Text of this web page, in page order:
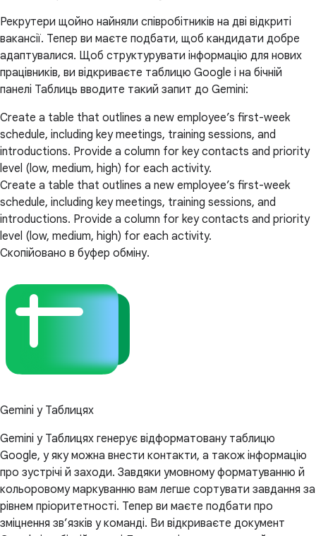
Рекрутери щойно найняли співробітників на дві відкриті
вакансії. Тепер ви маєте подбати, щоб кандидати добре
адаптувалися. Щоб структурувати інформацію для нових
працівників, ви відкриваєте таблицю Google і на бічній
панелі Таблиць вводите такий запит до Gemini:
Create a table that outlines a new employee’s first-week
schedule, including key meetings, training sessions, and
introductions. Provide a column for key contacts and priority
level (low, medium, high) for each activity.
Create a table that outlines a new employee’s first-week
schedule, including key meetings, training sessions, and
introductions. Provide a column for key contacts and priority
level (low, medium, high) for each activity.
Скопійовано в буфер обміну.
Gemini у Таблицях
Gemini у Таблицях генерує відформатовану таблицю
Google, у яку можна внести контакти, а також інформацію
про зустрічі й заходи. Завдяки умовному форматуванню й
кольоровому маркуванню вам легше сортувати завдання за
рівнем пріоритетності. Тепер ви маєте подбати про
зміцнення зв’язків у команді. Ви відкриваєте документ